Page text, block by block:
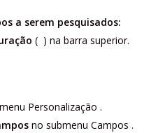
a serem pesquisados:
( ) na barra superior.
menu Personalização .
no submenu Campos .